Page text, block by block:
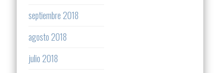
septiembre 2018
agosto 2018
julio 2018